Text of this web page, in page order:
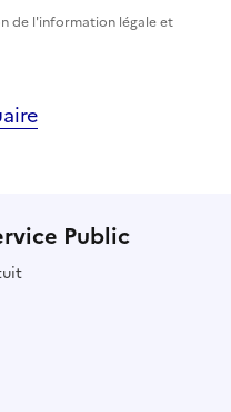
de l'information légale et
Public